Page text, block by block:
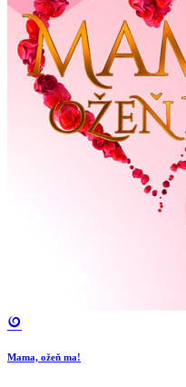
Mama, ožeň ma!